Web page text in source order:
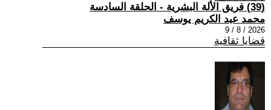
(39) فريق الألة البشرية - الحلقة السادسة
محمد عبد الكريم يوسف
2026 / 8 / 9
قضايا ثقافية